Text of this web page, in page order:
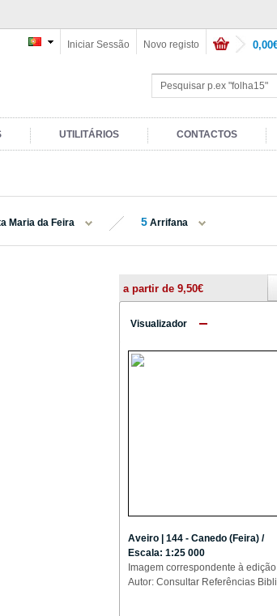
Novo registo
Iniciar Sessão
UTILITÁRIOS CONTACTOS
Maria da Feira 5 Arrifana
a partir de 9,50€
Visualizador
Aveiro | 144 - Canedo (Feira) /
Escala: 1:25 000
Imagem correspondente à
Autor: Consultar Referências